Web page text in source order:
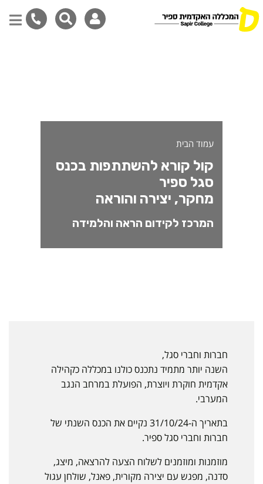
עמוד הבית
קול קורא להשתתפות בכנס
סגל ספיר
מחקר, יצירה והוראה
המרכז לקידום הראה והלמידה
חברות וחברי סגל,
השנה יותר מתמיד נתכנס כולנו במכללה כקהילה
אקדמית חוקרת ויוצרת, הפועלת במרחב הנגב
המערבי.
בתאריך ה-31/10/24 נקיים את הכנס השנתי של
חברות וחברי סגל ספיר.
מוזמנות ומוזמנים לשלוח הצעה להרצאה, מיצג,
סדנה, מפגש עם יצירה מקורית, פאנל, שולחן עגול